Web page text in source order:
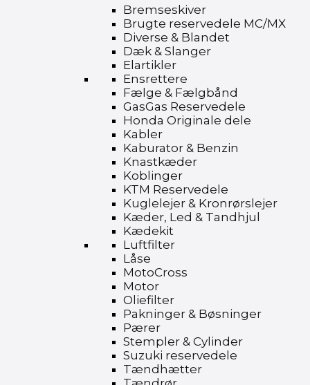
Bremseskiver
Brugte reservedele MC/MX
Diverse & Blandet
Dæk & Slanger
Elartikler
Ensrettere
Fælge & Fælgbånd
GasGas Reservedele
Honda Originale dele
Kabler
Kaburator & Benzin
Knastkæder
Koblinger
KTM Reservedele
Kuglelejer & Kronrørslejer
Kæder, Led & Tandhjul
Kædekit
Luftfilter
Låse
MotoCross
Motor
Oliefilter
Pakninger & Bøsninger
Pærer
Stempler & Cylinder
Suzuki reservedele
Tændhætter